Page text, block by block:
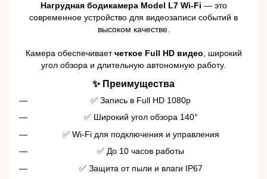
Нагрудная бодикамера Model L7 Wi-Fi — это
современное устройство для видеозаписи событий в
высоком качестве.
Камера обеспечиваетчеткое Full HD видео , широкий
угол обзора и длительную автономную работу.
✨ Преимущества
✅ Запись в Full HD 1080p
✅ Широкий угол обзора 140°
✅ Wi-Fi для подключения и управления
✅ До 10 часов работы
✅ Защита от пыли и влаги IP67